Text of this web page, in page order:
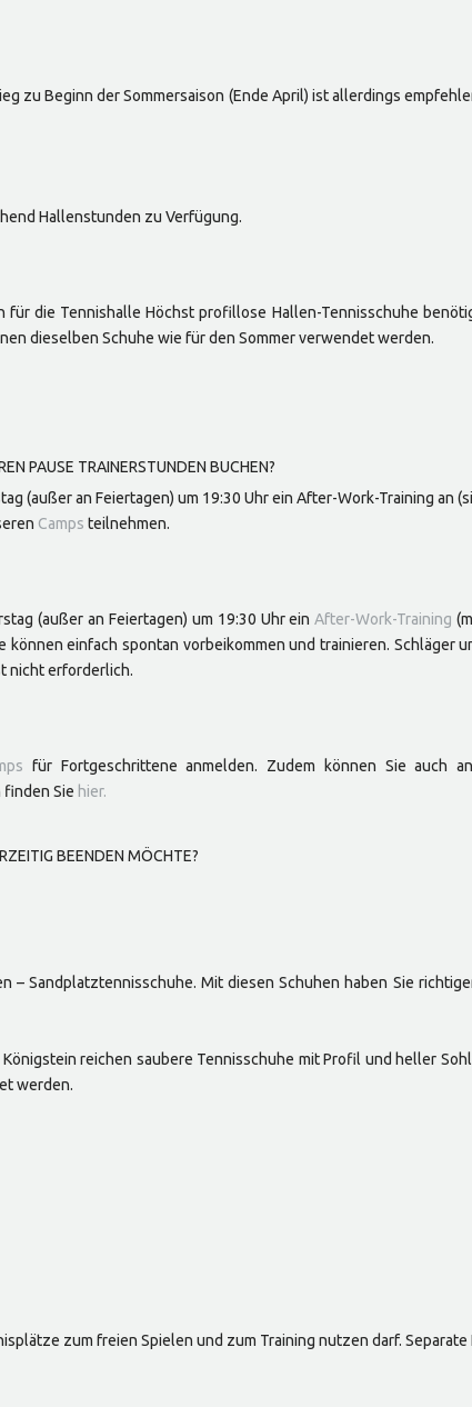
zu Beginn der Sommersaison (Ende April) ist allerdings
Hallenstunden zu Verfügung.
die Tennishalle Höchst profillose Hallen-Tennisschuhe
dieselben Schuhe wie für den Sommer verwendet werden.
PAUSE TRAINERSTUNDEN BUCHEN?
(außer an Feiertagen) um 19:30 Uhr ein After-Work-Training an
Camps teilnehmen.
(außer an Feiertagen) um 19:30 Uhr ein After-Work-Training
einfach spontan vorbeikommen und trainieren. Schläger
nicht erforderlich.
für Fortgeschrittene anmelden. Zudem können Sie auch
Sie hier.
BEENDEN MÖCHTE?
Sandplatztennisschuhe. Mit diesen Schuhen haben Sie
reichen saubere Tennisschuhe mit Profil und heller
werden.
zum freien Spielen und zum Training nutzen darf. Separate